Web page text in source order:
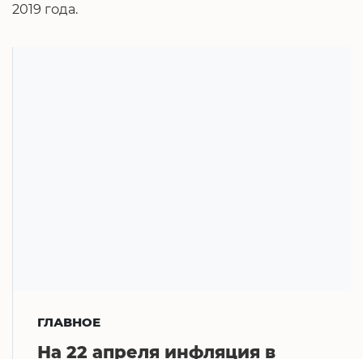
2019 года.
ГЛАВНОЕ
На 22 апреля инфляция в